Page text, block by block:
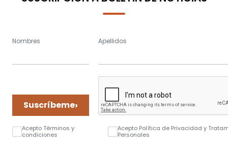
Nombres Apellidos
Suscríbeme›
Acepto Términos y
condiciones
Acepto Política de Privacidad y
Personales